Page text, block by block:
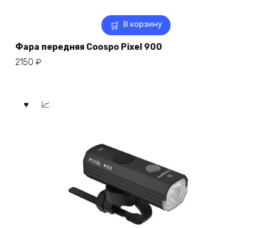
В корзину
Фара передняя Coospo Pixel 900
2150 ₽